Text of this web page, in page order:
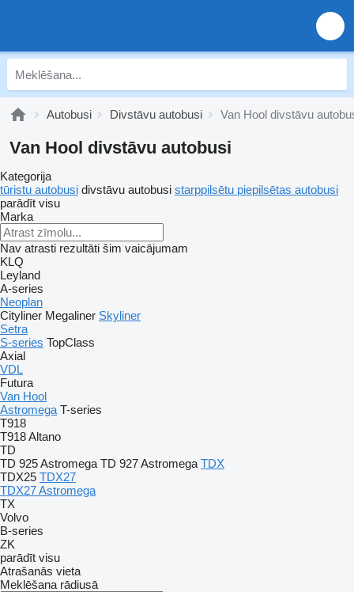
Autobusi Divstāvu autobusi Van Hool divstāvu
Van Hool divstāvu autobusi
Kategorija
tūristu autobusi divstāvu autobusi starppilsētu piepilsētas autobusi
parādīt visu
Marka
Nav atrasti rezultāti šim vaicājumam
KLQ
Leyland
A-series
Neoplan
Cityliner Megaliner Skyliner
Setra
S-series TopClass
Axial
VDL
Futura
Van Hool
Astromega T-series
T918
T918 Altano
TD
TD 925 Astromega TD 927 Astromega TDX
TDX25 TDX27
TDX27 Astromega
TX
Volvo
B-series
ZK
parādīt visu
Atrašanās vieta
Meklēšana rādiusā